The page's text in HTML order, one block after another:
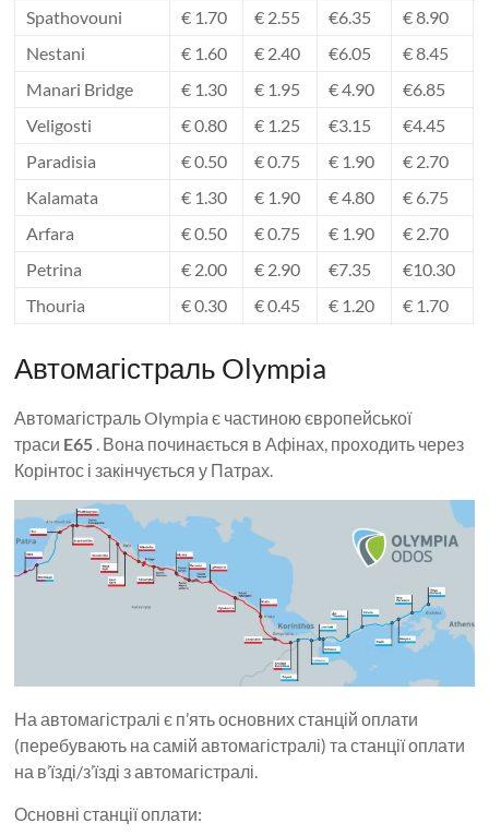
Spathovouni
€ 1.70 € 2.55 €6.35
€ 8.90
Nestani
€ 1.60 € 2.40 €6.05
€ 8.45
Manari Bridge
€ 1.30 € 1.95 € 4.90
€6.85
Veligosti
€ 0.80 € 1.25 €3.15
€4.45
Paradisia
€ 0.50 € 0.75 € 1.90
€ 2.70
Kalamata
€ 1.30 € 1.90 € 4.80
€ 6.75
Arfara
€ 0.50 € 0.75 € 1.90
€ 2.70
Petrina
€ 2.00 € 2.90 €7.35
€10.30
Thouria
€ 0.30 € 0.45 € 1.20 € 1.70
Автомагістраль Olympia
Автомагістраль Olympia є частиною європейської
траси E65 . Вона починається в Афінах, проходить через
Корінтос і закінчується у Патрах.
На автомагістралі є п’ять основних станцій оплати
(перебувають на самій автомагістралі) та станції оплати
на в’їзді/з’їзді з автомагістралі.
Основні станції оплати: